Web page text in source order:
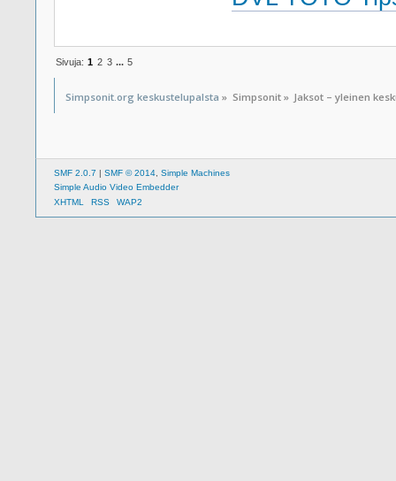
Sivuja: 1 2 3 ... 5
Simpsonit.org keskustelupalsta » Simpsonit» Jaksot – yleinen
SMF 2.0.7 | SMF © 2014 Simple Machines
Simple Audio Video Embedder
XHTML
RSS WAP2